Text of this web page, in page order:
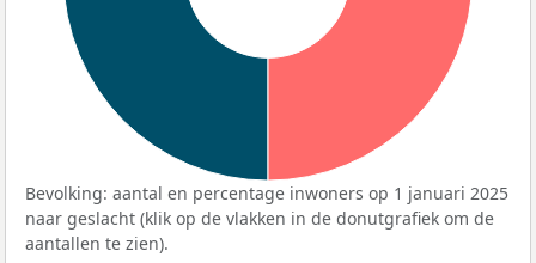
Bevolking: aantal en percentage inwoners op 1 januari 2025
naar geslacht (klik op de vlakken in de donutgrafiek om de
aantallen te zien).